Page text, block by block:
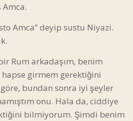
Amca” deyip sustu Niyazi.
Rum arkadaşım, benim
girmem gerektiğini
bundan sonra iyi şeyler
onu. Hala da, ciddiye
bilmiyorum. Şimdi benim